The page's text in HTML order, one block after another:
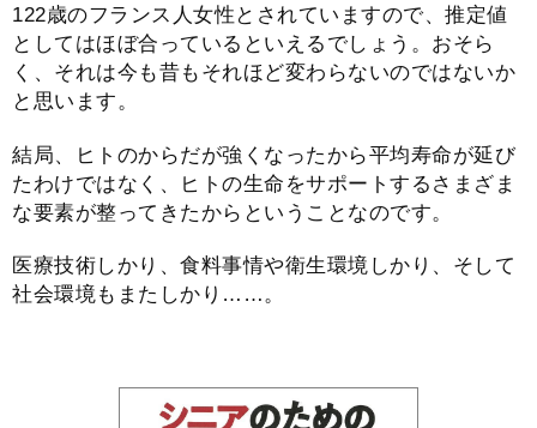
122歳のフランス人女性とされていますので、推定値
としてはほぼ合っているといえるでしょう。おそら
く、それは今も昔もそれほど変わらないのではないか
と思います。
結局、ヒトのからだが強くなったから平均寿命が延び
たわけではなく、ヒトの生命をサポートするさまざま
な要素が整ってきたからということなのです。
医療技術しかり、食料事情や衛生環境しかり、そして
社会環境もまたしかり……。